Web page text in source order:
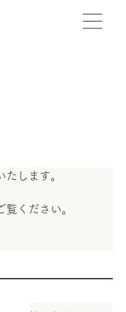
します。
ください。